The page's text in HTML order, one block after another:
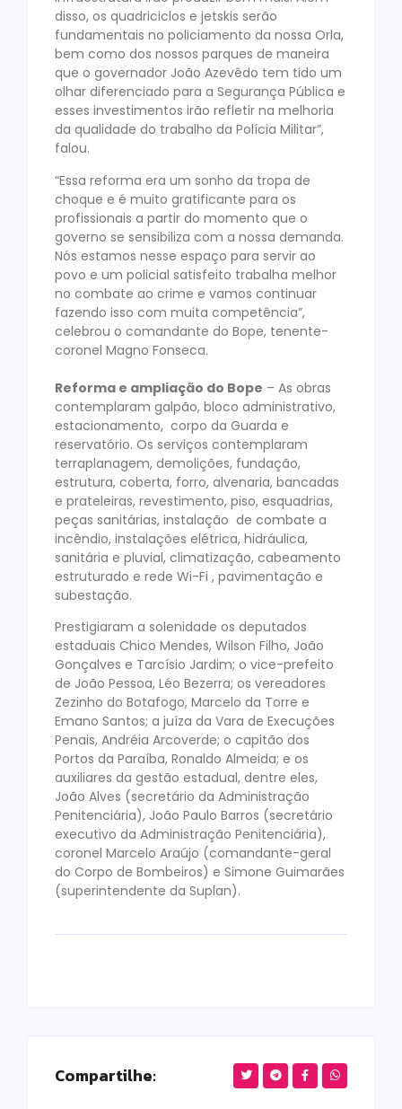
disso, os quadriciclos e jetskis serão
fundamentais no policiamento da nossa Orla,
bem como dos nossos parques de maneira
que o governador João Azevêdo tem tido um
olhar diferenciado para a Segurança Pública e
esses investimentos irão refletir na melhoria
da qualidade do trabalho da Polícia Militar”,
falou.
“Essa reforma era um sonho da tropa de
choque e é muito gratificante para os
profissionais a partir do momento que o
governo se sensibiliza com a nossa demanda.
Nós estamos nesse espaço para servir ao
povo e um policial satisfeito trabalha melhor
no combate ao crime e vamos continuar
fazendo isso com muita competência”,
celebrou o comandante do Bope, tenente-
coronel Magno Fonseca.
Reforma e ampliação do Bope – As obras
contemplaram galpão, bloco administrativo,
estacionamento, corpo da Guarda e
reservatório. Os serviços contemplaram
terraplanagem, demolições, fundação,
estrutura, coberta, forro, alvenaria, bancadas
e prateleiras, revestimento, piso, esquadrias,
peças sanitárias, instalação de combate a
incêndio, instalações elétrica, hidráulica,
sanitária e pluvial, climatização, cabeamento
estruturado e rede Wi-Fi , pavimentação e
subestação.
Prestigiaram a solenidade os deputados
estaduais Chico Mendes, Wilson Filho, João
Gonçalves e Tarcísio Jardim; o vice-prefeito
de João Pessoa, Léo Bezerra; os vereadores
Zezinho do Botafogo, Marcelo da Torre e
Emano Santos; a juíza da Vara de Execuções
Penais, Andréia Arcoverde; o capitão dos
Portos da Paraíba, Ronaldo Almeida; e os
auxiliares da gestão estadual, dentre eles,
João Alves (secretário da Administração
Penitenciária), João Paulo Barros (secretário
executivo da Administração Penitenciária),
coronel Marcelo Araújo (comandante-geral
do Corpo de Bombeiros) e Simone Guimarães
(superintendente da Suplan).
Compartilhe: